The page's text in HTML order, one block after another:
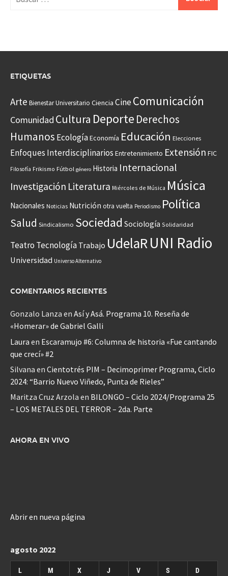
ETIQUETAS
Arte Bienestar Universitario Ciencia CineComunicación
Comunidad Cultura Deporte Derechos
Humanos EcologíaEconomía Educación Elecciones
Enfoques Interdisciplinarios Entretenimiento Extensión FIC
Filosofía Frikismo Fútbol género Historia Internacional
Investigación Literatura Miércoles de Música Música
Nacionales Noticias Nutrición otra vuelta Periodismo Política
Salud Sindicalismo Sociedad Sociología Solidaridad
Teatro Tecnología Trabajo UdelaRUNI Radio
Universidad Universo Alternativo
COMENTARIOS RECIENTES
Gonzalo Lanza en Así y Asá. Programa 10. Reseña de
«Homerar» de Gabriel Galli
Laura en Escaramujo #6: Columna de historia «Fue cantando
que crecí» #2
Silvana en Cientotrés PIM – Decimoprimer Programa, Ciclo
2024: “Barrio Nuevo Viñedo, Punta de Rieles”
Maritza Cruz Arzola en BILONGO – Ciclo 2024/Programa 25
– LOS METALES DEL TERROR – 2da. Parte
AHORA EN VIVO
Abrir en nueva página
agosto 2022
L M X J V S D